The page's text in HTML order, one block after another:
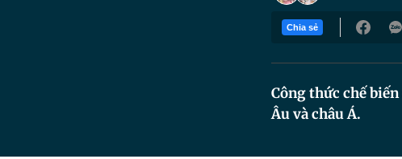
Chia sẻ
Công thức chế
Âu và châu Á.